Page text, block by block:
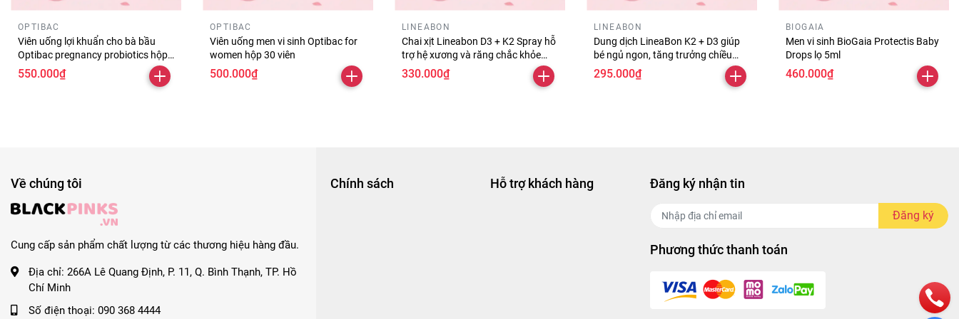
OPTIBAC
Viên uống lợi khuẩn cho bà bầu
Optibac pregnancy probiotics hộp
30 viên
550.000₫
OPTIBAC
Viên uống men vi sinh Optibac for
women hộp 30 viên
500.000₫
LINEABON
Chai xịt Lineabon D3 + K2 Spray hỗ
trợ hệ xương và răng chắc khỏe
cho bé chai 10ml
330.000₫
LINEABON
Dung dịch LineaBon K2 + D3 giúp
bé ngủ ngon, tăng trưởng chiều
cao chai 10ml
295.000₫
BIOGAIA
Men vi sinh BioGaia Protectis Baby
Drops lọ 5ml
460.000₫
Về chúng tôi
Cung cấp sản phẩm chất lượng từ các thương hiệu hàng đầu.
Địa chỉ: 266A Lê Quang Định, P. 11, Q. Bình Thạnh, TP. Hồ
Chí Minh
Số điện thoại: 090 368 4444
Chính sách Hỗ trợ khách hàng Đăng ký nhận tin
Đăng ký
Phương thức thanh toán